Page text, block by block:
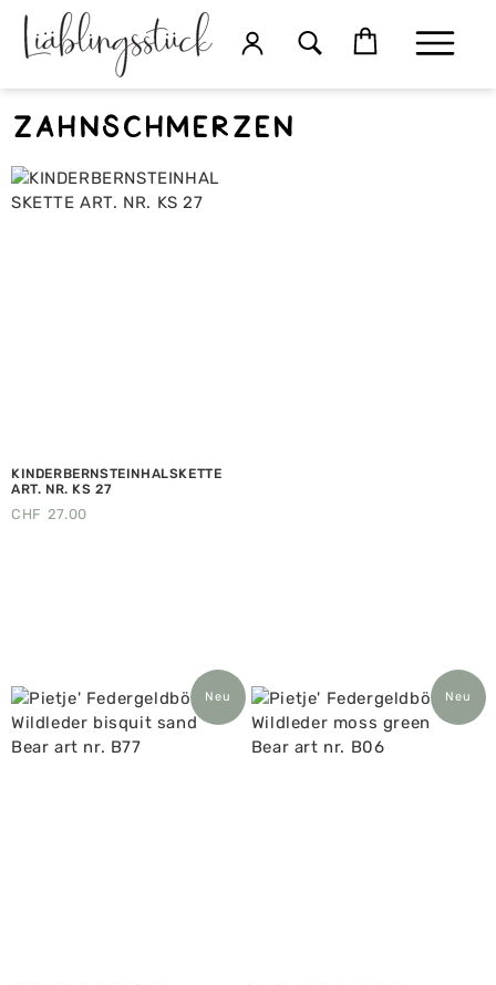
Zahnschmerzen
KINDERBERNSTEINHALSKETTE
ART. NR. KS 27
CHF 27.00
Neu Neu